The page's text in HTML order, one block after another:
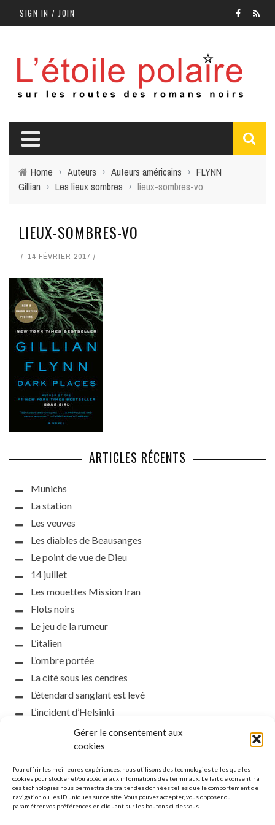
Gérer le consentement aux
cookies
Pour offrir les meilleures expériences, nous utilisons des technologies telles que les
cookies pour stocker et/ou accéder aux informations des terminaux. Le fait de consentir à
ces technologies nous permettra de traiter des données telles que le comportement de
navigation ou les ID uniques sur ce site. Vous pouvez accepter, vous opposer ou
paramétrer vos préférences en cliquant sur les boutons ci-dessous.
SIGN IN / JOIN
Home › Auteurs › Auteurs américains › FLYNN
Gillian › Les lieux sombres › lieux-sombres-vo
LIEUX-SOMBRES-VO
14 FÉVRIER 2017
ARTICLES RÉCENTS
Munichs
La station
Les veuves
Les diables de Beausanges
Le point de vue de Dieu
14 juillet
Les mouettes Mission Iran
Flots noirs
Le jeu de la rumeur
L’italien
L’ombre portée
La cité sous les cendres
L’étendard sanglant est levé
L’incident d’Helsinki
la petite fasciste
Toutes les nuances de la nuit
Que s’obscurcissent le soleil et la lumière
Le silence